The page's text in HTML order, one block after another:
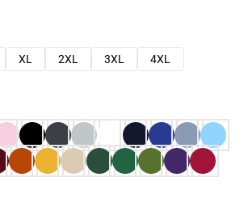
XL 2XL 3XL
4XL